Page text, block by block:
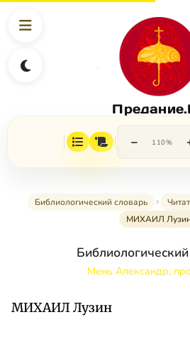
− 110%
Библиологический словарь
МИХАИЛ
Мень Александр,
МИХАИЛ Лузин